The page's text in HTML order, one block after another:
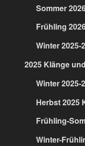
Sommer
Frühling
Winter 2025-
2025 Klänge
Winter 2025-
Herbst 2025
Frühling-
Winter-